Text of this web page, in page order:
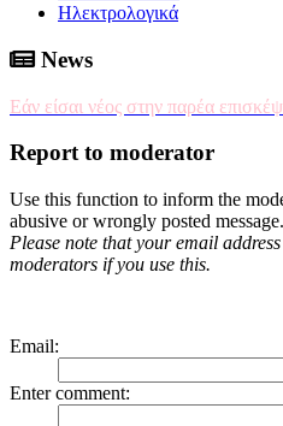
Ηλεκτρολογικά
News
Εάν είσαι νέος στην παρέα
Report to moderator
Use this function to inform the
abusive or wrongly posted message.
Please note that your email
moderators if you use this.
Email:
Enter comment: